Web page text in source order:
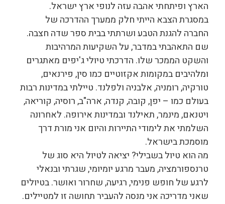
הארץ ופיתחתי אהבה עזה לנופי ארץ ישראל.
במסגרת הצבא הייתי חלק ממערך ההדרכה של
החברה להגנת הטבע ושרתתי בבית ספר שדה חצבה.
שם התאהבתי במדבר, על השקיעות המרהיבות
והשקט הממכר שלו. הדרכתי טיולי ג'יפים מאתגרים
ומלהיבים במקומות אקזוטיים כמו סין, פירנאים,
טורקיה, רומניה, אלבניה ולפלנד. טיילתי במדינות רבות
בעולם כמו – יפן, קובה, קנדה, ארה"ב, רוסיה, קוריאה,
ויטנאם, מינמר, תאילנד ובמדינות אירופה. לאחרונה
השלמתי את לימודי התיירות והיום אני מורת דרך
מוסמכת בישראל.
מה הוא טיול בשבילי? יציאה לטיול היא סוג של
טרנספורמציה, מעבר מרגע יומיומי, שגרתי ובנאלי
לרגע של חופש פנימי, רגיעה, שחרור ואושר. בטיולים
שאני מדריכה אני מנסה להעביר תחושה זו למטיילים.